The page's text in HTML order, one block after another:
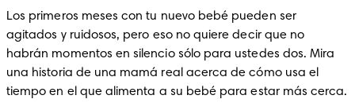
Los primeros meses con tu nuevo bebé pueden ser
agitados y ruidosos, pero eso no quiere decir que no
habrán momentos en silencio sólo para ustedes dos. Mira
una historia de una mamá real acerca de cómo usa el
tiempo en el que alimenta a su bebé para estar más cerca.